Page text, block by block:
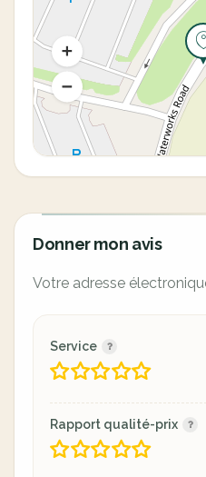
Donner mon avis
Votre adresse
Service
Rapport qualité-prix